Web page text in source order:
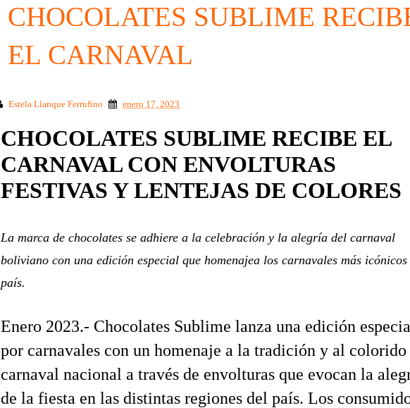
CHOCOLATES SUBLIME
EL CARNAVAL
Estela Llanque Ferrufino enero 17, 2023
CHOCOLATES SUBLIME RECIBE EL
CARNAVAL CON ENVOLTURAS
FESTIVAS Y LENTEJAS DE COLORES
La marca de chocolates se adhiere a la celebración y la alegría del carnaval
boliviano con una edición especial que homenajea los carnavales más
país.
Enero 2023.- Chocolates Sublime lanza una edición
por carnavales con un homenaje a la tradición y al colorido
carnaval nacional a través de envolturas que evocan la
de la fiesta en las distintas regiones del país. Los